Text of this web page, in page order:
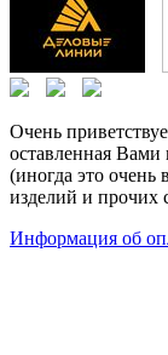
Очень
оставленная Вами
(иногда это
изделий и прочих
Информация об